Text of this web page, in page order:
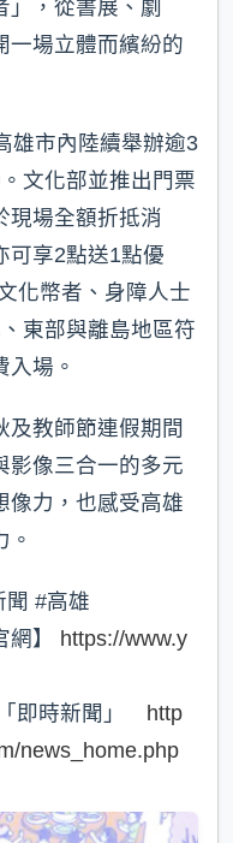
」，從書展、劇
一場立體而繽紛的
雄市內陸續舉辦逾3
文化部並推出門票
現場全額折抵消
可享2點送1點優
化幣者、身障人士
東部與離島地區符
場。
及教師節連假期間
影像三合一的多元
像力，也感受高雄
聞 #高雄
網】 https://www.y
即時新聞」 http
news_home.php